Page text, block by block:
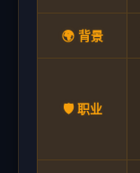
🌍 背景
🛡️ 职业